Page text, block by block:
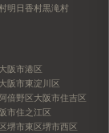
明日香村黒滝村
大阪市港区
大阪市東淀川区
倍野区大阪市住吉区
市住之江区
堺市東区堺市西区